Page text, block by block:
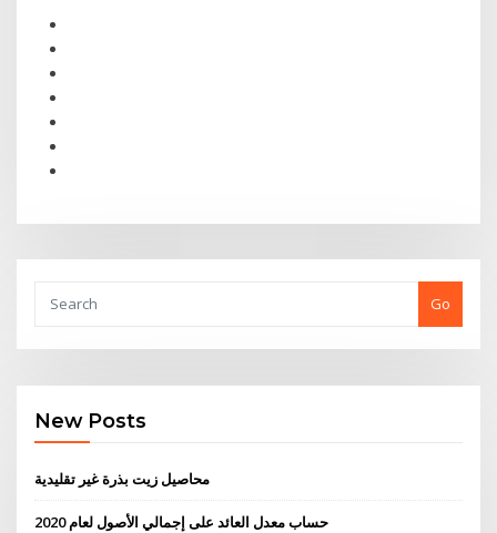
Go
New Posts
محاصيل زيت بذرة غير تقليدية
حساب معدل العائد على إجمالي الأصول لعام 2020